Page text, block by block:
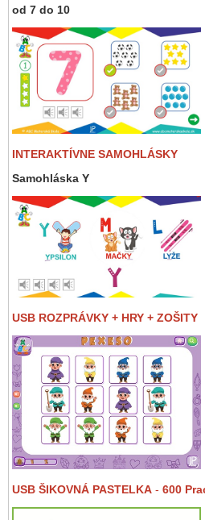
od 7 do 10
INTERAKTÍVNE SAMOHLÁSKY
Samohláska Y
USB ROZPRÁVKY + HRY + ZOŠITY
USB ŠIKOVNÁ PASTELKA - 600